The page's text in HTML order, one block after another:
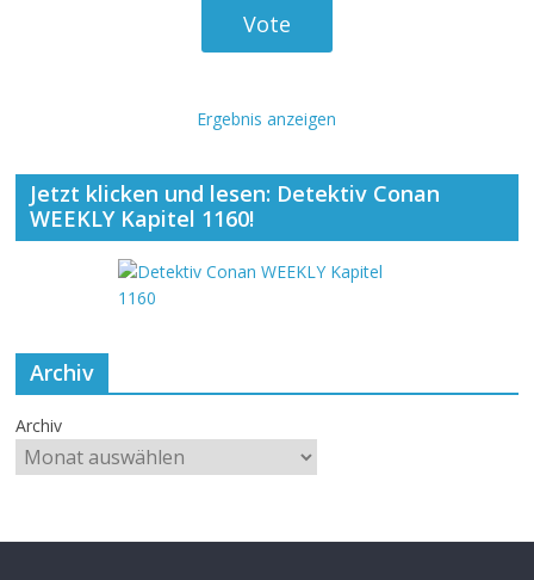
Ergebnis anzeigen
Jetzt klicken und lesen: Detektiv Conan
WEEKLY Kapitel 1160!
Archiv
Archiv